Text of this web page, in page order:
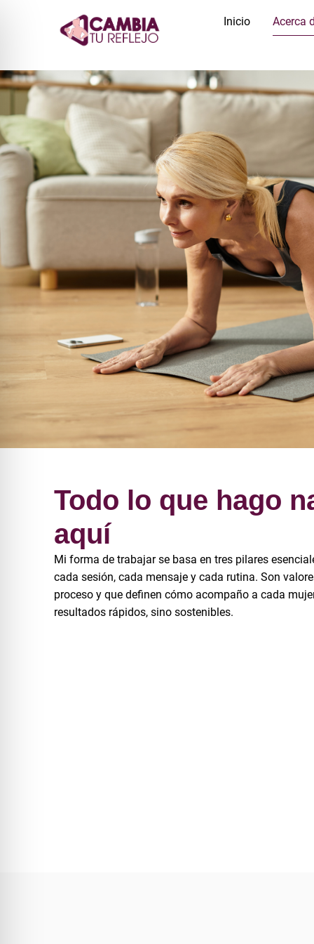
Inicio Acerca
Todo lo que hago
aquí
Mi forma de trabajar se basa en tres pilares
cada sesión, cada mensaje y cada rutina. Son
proceso y que definen cómo acompaño a cada
resultados rápidos, sino sostenibles.